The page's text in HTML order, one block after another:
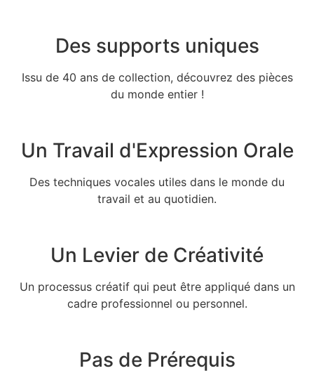
Des supports uniques
Issu de 40 ans de collection, découvrez des pièces
du monde entier !
Un Travail d'Expression Orale
Des techniques vocales utiles dans le monde du
travail et au quotidien.
Un Levier de Créativité
Un processus créatif qui peut être appliqué dans un
cadre professionnel ou personnel.
Pas de Prérequis